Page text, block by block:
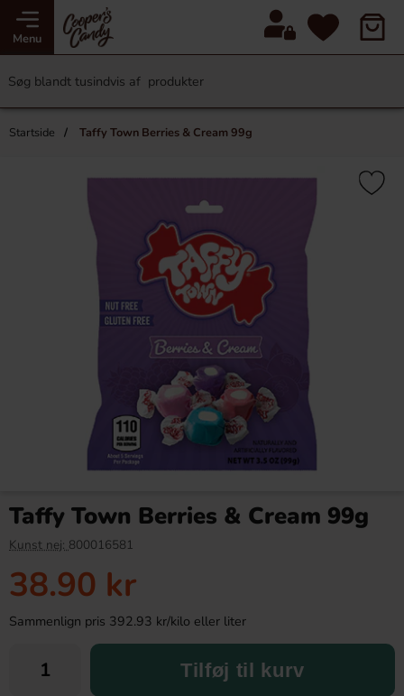
Menu
Startside Taffy Town Berries & Cream 99g
Taffy Town Berries & Cream 99g
Kunst nej: 800016581
38.90 kr
Sammenlign pris 392.93 kr/kilo eller liter
Tilføj til kurv